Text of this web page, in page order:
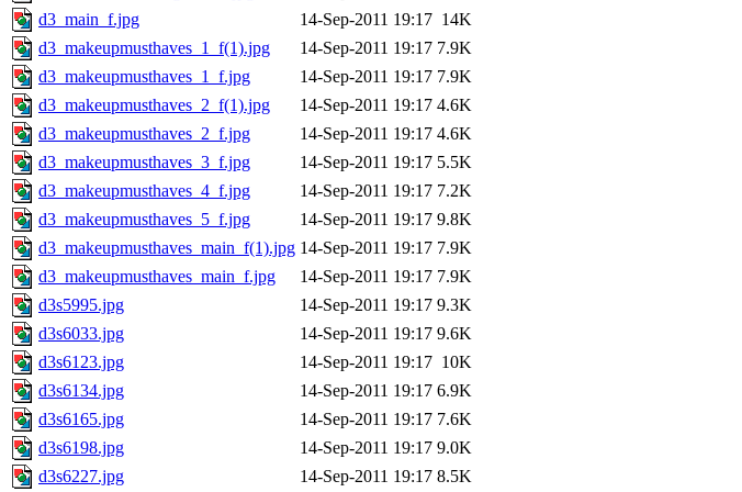
d3_main_f.jpg
14-Sep-2011 19:17 14K
d3_makeupmusthaves_1_f(1).jpg
14-Sep-2011 19:17 7.9K
d3_makeupmusthaves_1_f.jpg
14-Sep-2011 19:17 7.9K
d3_makeupmusthaves_2_f(1).jpg
14-Sep-2011 19:17 4.6K
d3_makeupmusthaves_2_f.jpg
14-Sep-2011 19:17 4.6K
d3_makeupmusthaves_3_f.jpg
14-Sep-2011 19:17 5.5K
d3_makeupmusthaves_4_f.jpg
14-Sep-2011 19:17 7.2K
d3_makeupmusthaves_5_f.jpg
14-Sep-2011 19:17 9.8K
d3_makeupmusthaves_main_f(1).jpg 14-Sep-2011 19:17 7.9K
d3_makeupmusthaves_main_f.jpg
14-Sep-2011 19:17 7.9K
d3s5995.jpg
14-Sep-2011 19:17 9.3K
d3s6033.jpg
14-Sep-2011 19:17 9.6K
d3s6123.jpg
14-Sep-2011 19:17 10K
d3s6134.jpg
14-Sep-2011 19:17 6.9K
d3s6165.jpg
14-Sep-2011 19:17 7.6K
d3s6198.jpg
14-Sep-2011 19:17 9.0K
d3s6227.jpg
14-Sep-2011 19:17 8.5K